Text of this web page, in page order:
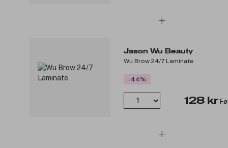
Jason Wu Beauty
Wu Brow 24/7 Laminate
-44%
128 kr